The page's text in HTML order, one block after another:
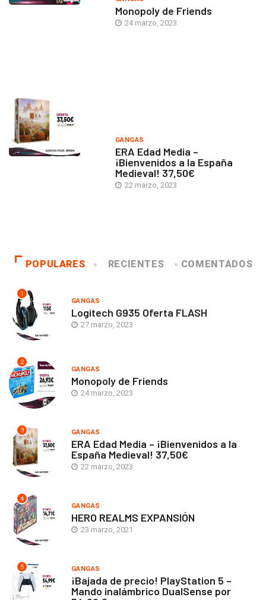
Monopoly de Friends
24 marzo, 2023
GANGAS
ERA Edad Media –
¡Bienvenidos a la España
Medieval! 37,50€
22 marzo, 2023
POPULARES RECIENTES COMENTADOS
1
GANGAS
Logitech G935 Oferta FLASH
27 marzo, 2023
2
GANGAS
Monopoly de Friends
24 marzo, 2023
3 GANGAS
ERA Edad Media – ¡Bienvenidos a la
España Medieval! 37,50€
22 marzo, 2023
4
GANGAS
HERO REALMS EXPANSIÓN
23 marzo, 2021
5 GANGAS
¡Bajada de precio! PlayStation 5 –
Mando inalámbrico DualSense por